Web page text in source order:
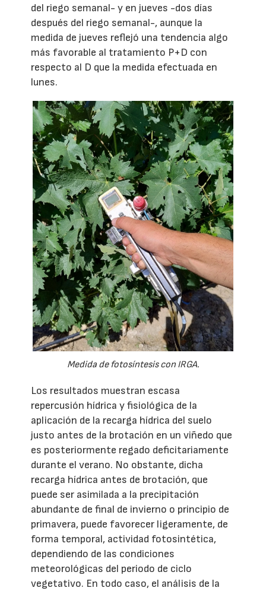
del riego semanal- y en jueves -dos días
después del riego semanal-, aunque la
medida de jueves reflejó una tendencia algo
más favorable al tratamiento P+D con
respecto al D que la medida efectuada en
lunes.
Medida de fotosíntesis con IRGA.
Los resultados muestran escasa
repercusión hídrica y fisiológica de la
aplicación de la recarga hídrica del suelo
justo antes de la brotación en un viñedo que
es posteriormente regado deficitariamente
durante el verano. No obstante, dicha
recarga hídrica antes de brotación, que
puede ser asimilada a la precipitación
abundante de final de invierno o principio de
primavera, puede favorecer ligeramente, de
forma temporal, actividad fotosintética,
dependiendo de las condiciones
meteorológicas del periodo de ciclo
vegetativo. En todo caso, el análisis de la